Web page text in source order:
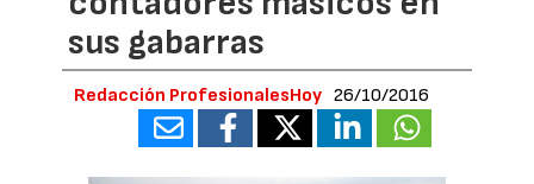
sus gabarras
Redacción ProfesionalesHoy 26/10/2016